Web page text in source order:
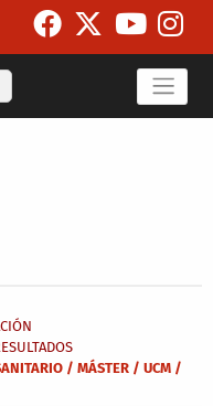
Search
la navegación
/ MÁSTER / UCM /